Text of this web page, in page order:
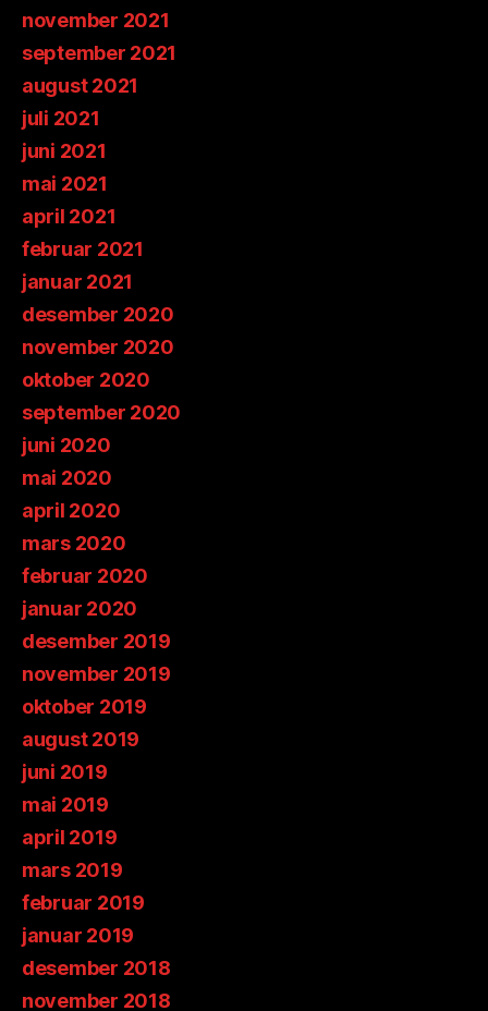
november 2021
september 2021
august 2021
juli 2021
juni 2021
mai 2021
april 2021
februar 2021
januar 2021
desember 2020
november 2020
oktober 2020
september 2020
juni 2020
mai 2020
april 2020
mars 2020
februar 2020
januar 2020
desember 2019
november 2019
oktober 2019
august 2019
juni 2019
mai 2019
april 2019
mars 2019
februar 2019
januar 2019
desember 2018
november 2018